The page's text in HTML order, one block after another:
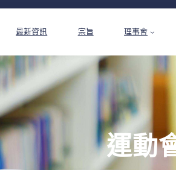
最新資訊 宗旨 理事會
運動